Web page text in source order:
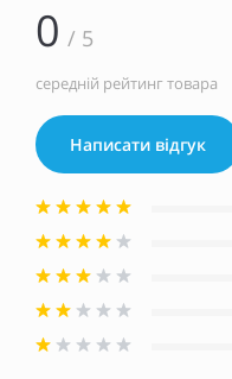
0 / 5
середній рейтинг товара
Написати відгук